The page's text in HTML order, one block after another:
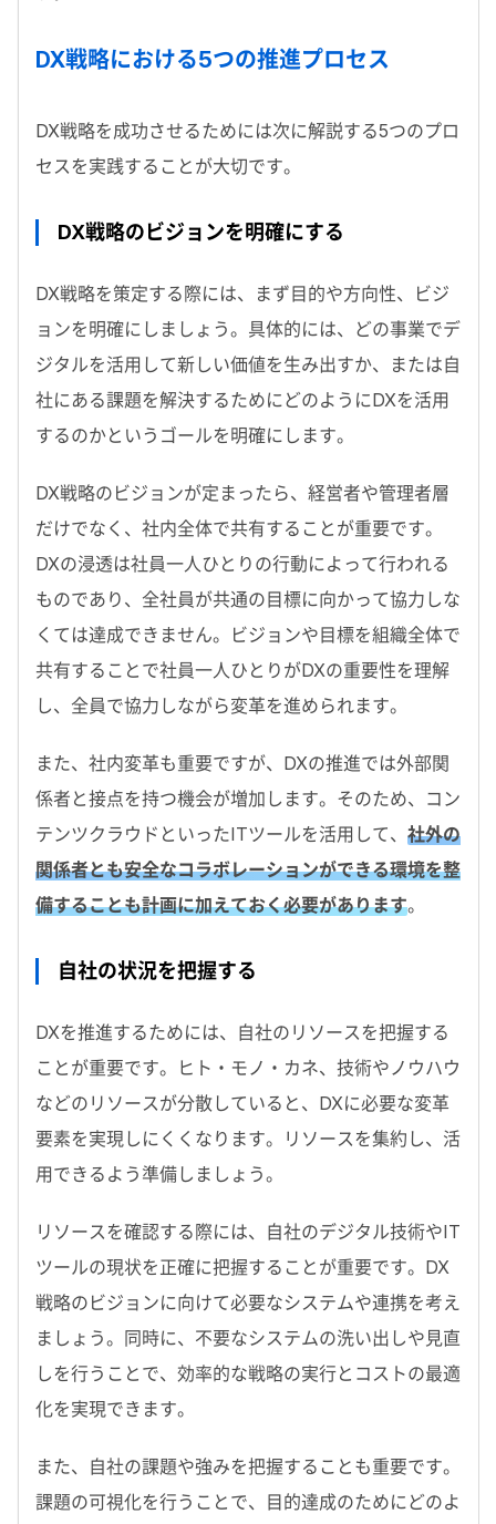
DX戦略における5つの推進プロセス
DX戦略を成功させるためには次に解説する5つのプロ
セスを実践することが大切です。
DX戦略のビジョンを明確にする
DX戦略を策定する際には、まず目的や方向性、ビジ
ョンを明確にしましょう。具体的には、どの事業でデ
ジタルを活用して新しい価値を生み出すか、または自
社にある課題を解決するためにどのようにDXを活用
するのかというゴールを明確にします。
DX戦略のビジョンが定まったら、経営者や管理者層
だけでなく、社内全体で共有することが重要です。
DXの浸透は社員一人ひとりの行動によって行われる
ものであり、全社員が共通の目標に向かって協力しな
くては達成できません。ビジョンや目標を組織全体で
共有することで社員一人ひとりがDXの重要性を理解
し、全員で協力しながら変革を進められます。
また、社内変革も重要ですが、DXの推進では外部関
係者と接点を持つ機会が増加します。そのため、コン
テンツクラウドといったITツールを活用して、 社外の
関係者とも安全なコラボレーションができる環境を整
備することも計画に加えておく必要があります。
自社の状況を把握する
DXを推進するためには、自社のリソースを把握する
ことが重要です。ヒト・モノ・カネ、技術やノウハウ
などのリソースが分散していると、DXに必要な変革
要素を実現しにくくなります。リソースを集約し、活
用できるよう準備しましょう。
リソースを確認する際には、自社のデジタル技術やIT
ツールの現状を正確に把握することが重要です。DX
戦略のビジョンに向けて必要なシステムや連携を考え
ましょう。同時に、不要なシステムの洗い出しや見直
しを行うことで、効率的な戦略の実行とコストの最適
化を実現できます。
また、自社の課題や強みを把握することも重要です。
課題の可視化を行うことで、目的達成のためにどのよ